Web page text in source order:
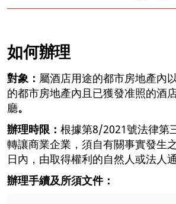
如何辦理
對象： 屬酒店用途的都市房地產內
的都市房地產內且已獲發准照的酒
廳。
辦理時限： 根據第8/2021號法律第
轉讓商業企業，須自有關事實發生
日內，由取得權利的自然人或法人
辦理手續及所須文件：